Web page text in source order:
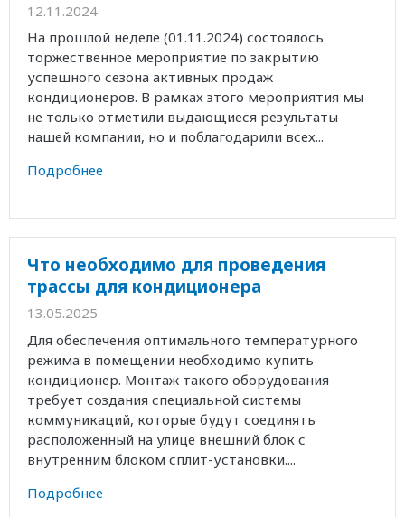
12.11.2024
На прошлой неделе (01.11.2024) состоялось
торжественное мероприятие по закрытию
успешного сезона активных продаж
кондиционеров. В рамках этого мероприятия мы
не только отметили выдающиеся результаты
нашей компании, но и поблагодарили всех...
Подробнее
Что необходимо для проведения
трассы для кондиционера
13.05.2025
Для обеспечения оптимального температурного
режима в помещении необходимо купить
кондиционер. Монтаж такого оборудования
требует создания специальной системы
коммуникаций, которые будут соединять
расположенный на улице внешний блок с
внутренним блоком сплит-установки....
Подробнее